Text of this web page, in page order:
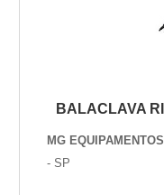
uniformes O
confortável,
movimento
produtos a base
máximo 150°C
BALACLAVA
MG
- SP